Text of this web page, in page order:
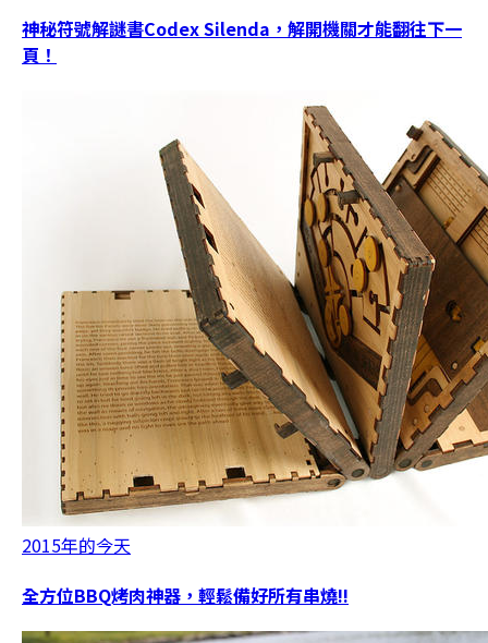
神秘符號解謎書Codex Silenda，解開機關才能翻往下一
頁！
2015年的今天
全方位BBQ烤肉神器，輕鬆備好所有串燒!!